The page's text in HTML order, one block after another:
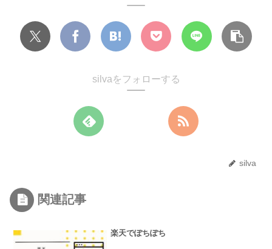
silvaをフォローする
silva
関連記事
楽天でぽちぽち